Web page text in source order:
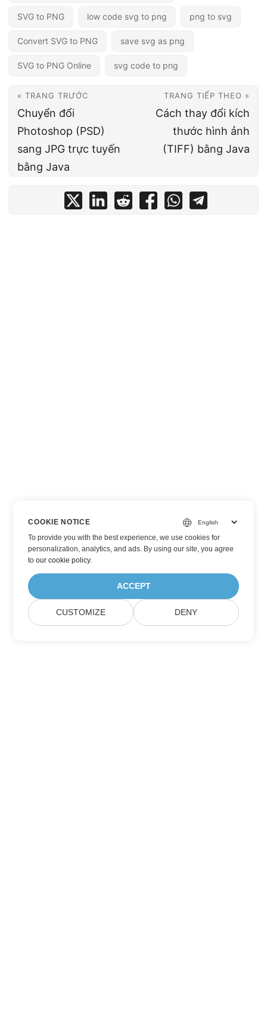
SVG to PNG low code svg to png png to svg
Convert SVG to PNG save svg as png
SVG to PNG Online svg code to png
« TRANG TRƯỚC
Chuyển đổi
Photoshop (PSD)
sang JPG trực tuyến
bằng Java
TRANG TIẾP THEO »
Cách thay đổi kích
thước hình ảnh
(TIFF) bằng Java
COOKIE NOTICE
To provide you with the best experience, we use cookies for
personalization, analytics, and ads. By using our site, you agree
toour cookie policy.
ACCEPT
CUSTOMIZE DENY